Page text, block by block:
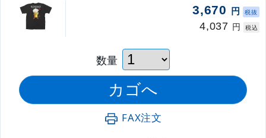
3,670 円 税抜
4,037 円 税込
数量
FAX注文